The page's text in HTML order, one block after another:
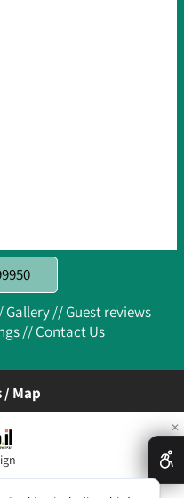
Gallery //Guest reviews
//Contact Us
/ Map
✕